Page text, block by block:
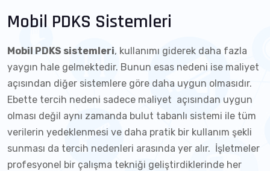
Mobil PDKS Sistemleri
Mobil PDKS sistemleri, kullanımı giderek daha fazla
yaygın hale gelmektedir. Bunun esas nedeni ise maliyet
açısından diğer sistemlere göre daha uygun olmasıdır.
Ebette tercih nedeni sadece maliyet açısından uygun
olması değil aynı zamanda bulut tabanlı sistemi ile tüm
verilerin yedeklenmesi ve daha pratik bir kullanım şekli
sunması da tercih nedenleri arasında yer alır. İşletmeler
profesyonel bir çalışma tekniği geliştirdiklerinde her